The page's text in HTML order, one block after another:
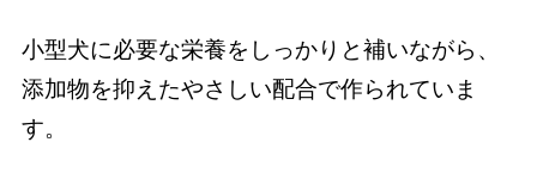
小型犬に必要な栄養をしっかりと補いながら、
添加物を抑えたやさしい配合で作られていま
す。